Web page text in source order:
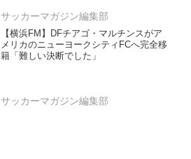
サッカーマガジン編集部
【横浜FM】DFチアゴ・マルチンスがア
メリカのニューヨークシティFCへ完全移
籍「難しい決断でした」
サッカーマガジン編集部